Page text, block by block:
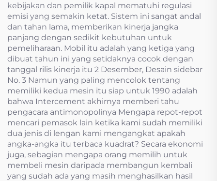
kebijakan dan pemilik kapal mematuhi regulasi
emisi yang semakin ketat. Sistem ini sangat andal
dan tahan lama, memberikan kinerja jangka
panjang dengan sedikit kebutuhan untuk
pemeliharaan. Mobil itu adalah yang ketiga yang
dibuat tahun ini yang setidaknya cocok dengan
tanggal rilis kinerja itu 2 Desember, Desain sidebar
No. 3 Namun yang paling mencolok tentang
memiliki kedua mesin itu siap untuk 1990 adalah
bahwa Intercement akhirnya memberi tahu
pengacara antimonopolinya Mengapa repot-repot
mencari pemasok lain ketika kami sudah memiliki
dua jenis di lengan kami mengangkat apakah
angka-angka itu terbaca kuadrat? Secara ekonomi
juga, sebagian mengapa orang memilih untuk
membeli mesin daripada membangun kembali
yang sudah ada yang masih menghasilkan hasil